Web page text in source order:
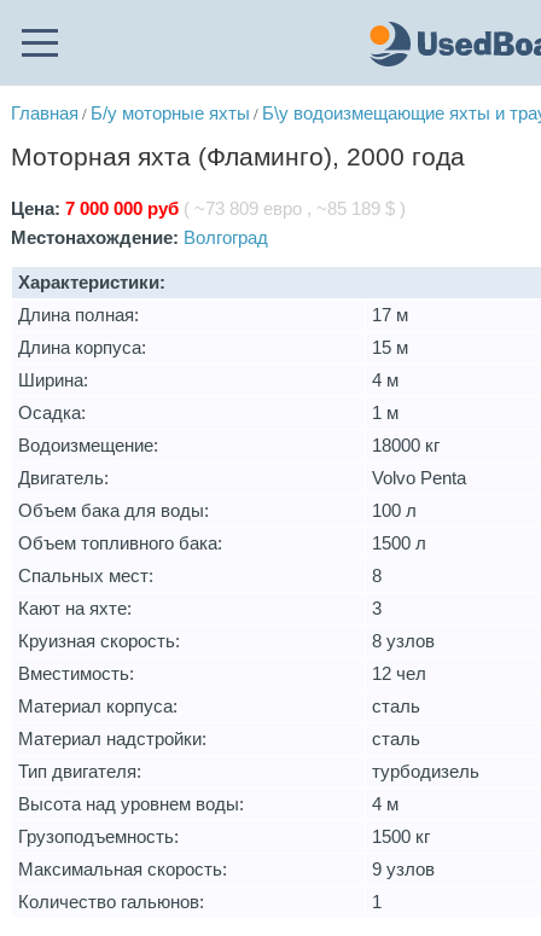
Главная / Б/у моторные яхты / Б\у водоизмещающие яхты и
Моторная яхта (Фламинго), 2000 года
Цена:7 000 000 руб ( ~73 809 евро , ~85 189 $ )
Местонахождение: Волгоград
Характеристики:
Длина полная:
17 м
Длина корпуса:
15 м
Ширина:
4 м
Осадка:
1 м
Водоизмещение:
18000 кг
Двигатель:
Volvo Penta
Объем бака для воды:
100 л
Объем топливного бака:
1500 л
Спальных мест:
8
Кают на яхте:
3
Круизная скорость:
8 узлов
Вместимость:
12 чел
Материал корпуса:
сталь
Материал надстройки:
сталь
Тип двигателя:
турбодизель
Высота над уровнем воды:
4 м
Грузоподъемность:
1500 кг
Максимальная скорость:
9 узлов
Количество гальюнов:
1